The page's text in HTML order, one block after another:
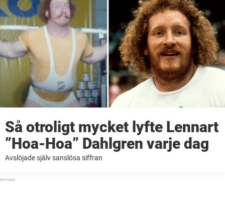
Så otroligt mycket lyfte Lennart
”Hoa-Hoa” Dahlgren varje dag
Avslöjade själv sanslösa siffran